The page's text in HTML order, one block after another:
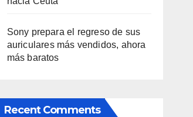
Sony prepara el regreso de sus
auriculares más vendidos, ahora
más baratos
Recent Comments